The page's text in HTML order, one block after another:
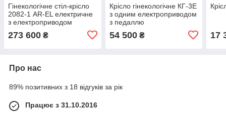
Гінекологічне стіл-крісло
2082-1 AR-EL електричне
з електроприводом
273 600 ₴
Крісло гінекологічне КГ-3Е
з одним електроприводом
з педаллю
54 500₴ 17
Про нас
89% позитивних з 18 відгуків за рік
Працює з 31.10.2016